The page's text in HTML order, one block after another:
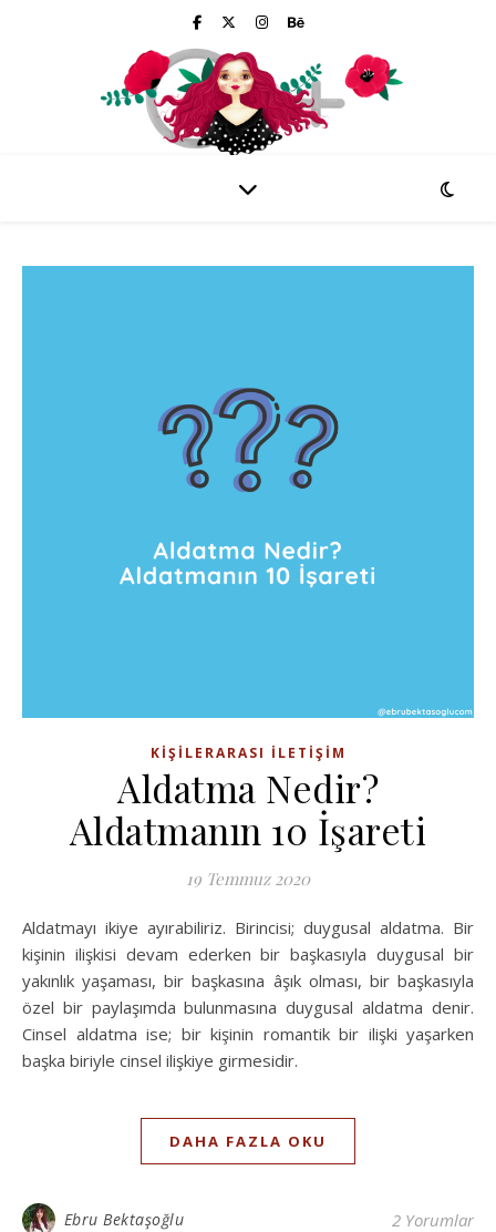
KIŞILERARASI İLETIŞIM
Aldatma Nedir?
Aldatmanın 10 İşareti
19 Temmuz 2020
Aldatmayı ikiye ayırabiliriz. Birincisi; duygusal aldatma. Bir
kişinin ilişkisi devam ederken bir başkasıyla duygusal bir
yakınlık yaşaması, bir başkasına âşık olması, bir başkasıyla
özel bir paylaşımda bulunmasına duygusal aldatma denir.
Cinsel aldatma ise; bir kişinin romantik bir ilişki yaşarken
başka biriyle cinsel ilişkiye girmesidir.
DAHA FAZLA OKU
Ebru Bektaşoğlu 2 Yorumlar